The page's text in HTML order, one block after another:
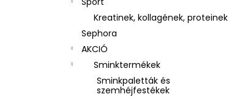
Kreatinek, kollagének, proteinek
Sephora
AKCIÓ
Sminktermékek
Sminkpaletták és
szemhéjfestékek